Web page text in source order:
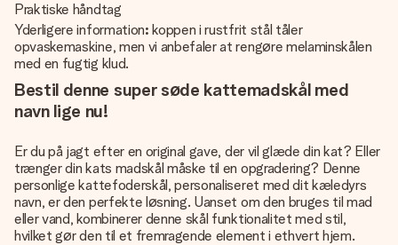
Praktiske håndtag
Yderligere information: koppen i rustfrit stål tåler
opvaskemaskine, men vi anbefaler at rengøre melaminskålen
med en fugtig klud.
Bestil denne super søde kattemadskål med
navn lige nu!
Er du på jagt efter en original gave, der vil glæde din kat? Eller
trænger din kats madskål måske til en opgradering? Denne
personlige kattefoderskål, personaliseret med dit kæledyrs
navn, er den perfekte løsning. Uanset om den bruges til mad
eller vand, kombinerer denne skål funktionalitet med stil,
hvilket gør den til et fremragende element i ethvert hjem.